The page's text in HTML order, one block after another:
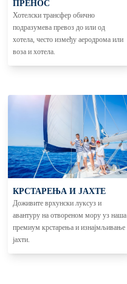
ПРЕНОС
Хотелски трансфер обично
подразумева превоз до или од
хотела, често између аеродрома или
воза и хотела.
КРСТАРЕЊА И ЈАХТЕ
Доживите врхунски луксуз и
авантуру на отвореном мору уз наша
премиум крстарења и изнајмљивање
јахти.